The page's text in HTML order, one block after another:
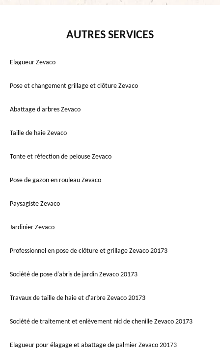
AUTRES SERVICES
Elagueur Zevaco
Pose et changement grillage et clôture Zevaco
Abattage d'arbres Zevaco
Taille de haie Zevaco
Tonte et réfection de pelouse Zevaco
Pose de gazon en rouleau Zevaco
Paysagiste Zevaco
Jardinier Zevaco
Professionnel en pose de clôture et grillage Zevaco 20173
Société de pose d'abris de jardin Zevaco 20173
Travaux de taille de haie et d'arbre Zevaco 20173
Société de traitement et enlèvement nid de chenille Zevaco 20173
Elagueur pour élagage et abattage de palmier Zevaco 20173